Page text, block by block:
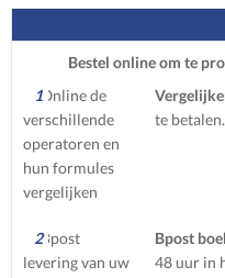
Bestel online om te
1
te betalen.
2 Bpost
48 uur in